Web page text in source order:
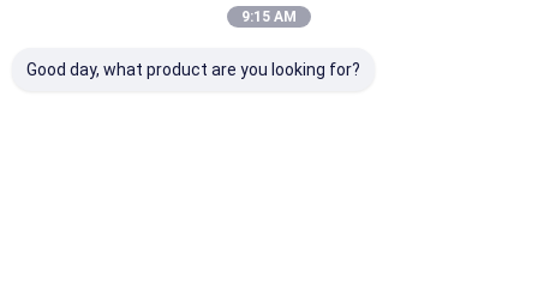
9:15 AM
Good day, what product are you looking for?